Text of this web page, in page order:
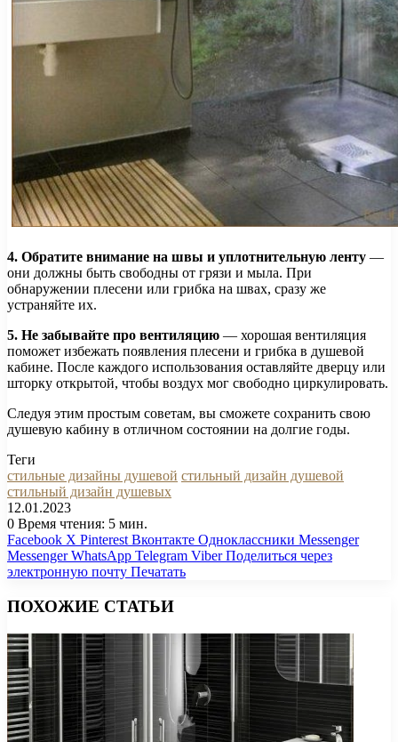
4. Обратите внимание на швы и уплотнительную ленту —
они должны быть свободны от грязи и мыла. При
обнаружении плесени или грибка на швах, сразу же
устраняйте их.
5. Не забывайте про вентиляцию — хорошая вентиляция
поможет избежать появления плесени и грибка в душевой
кабине. После каждого использования оставляйте дверцу или
шторку открытой, чтобы воздух мог свободно циркулировать.
Следуя этим простым советам, вы сможете сохранить свою
душевую кабину в отличном состоянии на долгие годы.
Теги
стильные дизайны душевой стильный дизайн душевой
стильный дизайн душевых
12.01.2023
0 Время чтения: 5 мин.
Facebook X Pinterest Вконтакте Одноклассники Messenger
Messenger WhatsApp Telegram Viber Поделиться через
электронную почту Печатать
ПОХОЖИЕ СТАТЬИ